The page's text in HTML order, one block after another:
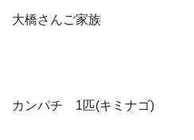
大橋さんご家族
カンパチ 1匹(キミナゴ)